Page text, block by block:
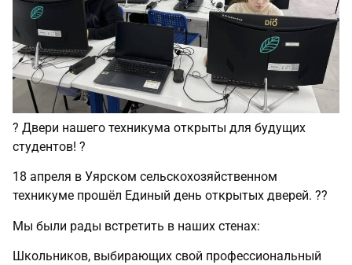
? Двери нашего техникума открыты для будущих
студентов! ?
18 апреля в Уярском сельскохозяйственном
техникуме прошёл Единый день открытых дверей. ?️?
Мы были рады встретить в наших стенах:
Школьников, выбирающих свой профессиональный